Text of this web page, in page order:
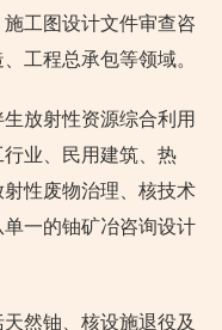
工图设计文件审查咨
工程总承包等领域。
放射性资源综合利用
业、民用建筑、热
性废物治理、核技术
一的铀矿冶咨询设计
然铀、核设施退役及